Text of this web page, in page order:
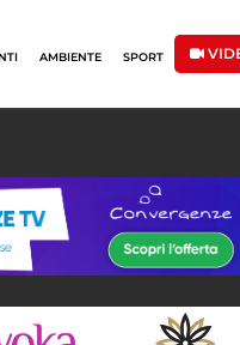
AMBIENTE SPORT